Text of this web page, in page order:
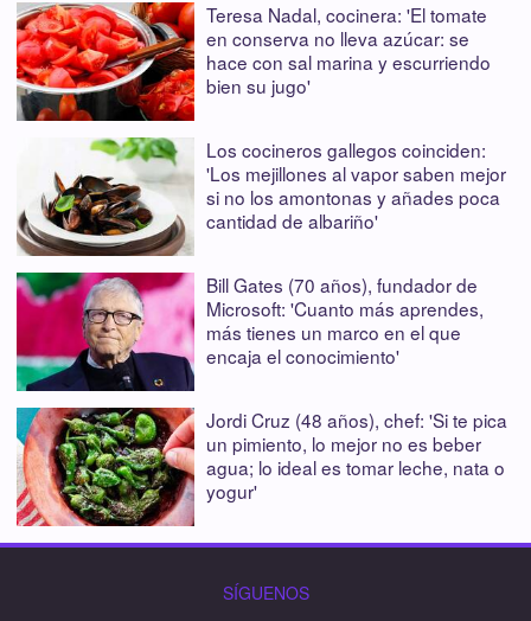
Teresa Nadal, cocinera: 'El tomate
en conserva no lleva azúcar: se
hace con sal marina y escurriendo
bien su jugo'
Los cocineros gallegos coinciden:
'Los mejillones al vapor saben mejor
si no los amontonas y añades poca
cantidad de albariño'
Bill Gates (70 años), fundador de
Microsoft: 'Cuanto más aprendes,
más tienes un marco en el que
encaja el conocimiento'
Jordi Cruz (48 años), chef: 'Si te pica
un pimiento, lo mejor no es beber
agua; lo ideal es tomar leche, nata o
yogur'
SÍGUENOS